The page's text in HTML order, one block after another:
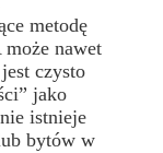
metodę
nawet
czysto
jako
istnieje
bytów w